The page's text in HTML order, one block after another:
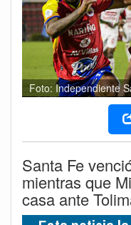
Foto: Independiente
Santa Fe
mientras que
casa ante